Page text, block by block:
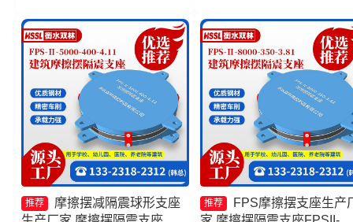
推荐
摩擦摆减隔震球形支座
推荐
FPS摩擦摆支座生产